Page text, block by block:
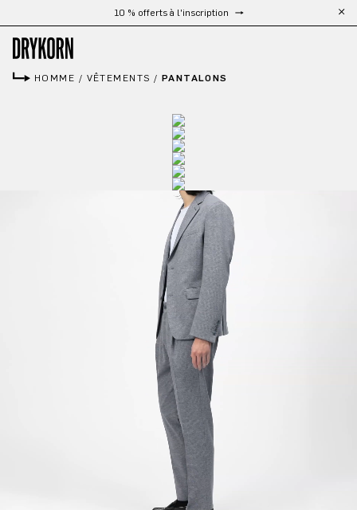
Passer au contenu principalLivraison gratuite à partir de 300 €
HOMME / VÊTEMENTS / PANTALONS